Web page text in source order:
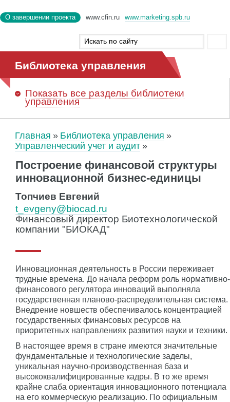
О завершении проекта www.cfin.ru www.marketing.spb.ru
Библиотека управления
Показать все разделы библиотеки
управления
Главная
Библиотека управления
Управленческий учет и аудит
Построение финансовой структуры
инновационной бизнес-единицы
Топчиев Евгений
t_evgeny@biocad.ru
Финансовый директор Биотехнологической
компании "БИОКАД"
Инновационная деятельность в России переживает
трудные времена. До начала реформ роль нормативно-
финансового регулятора инноваций выполняла
государственная планово-распределительная система.
Внедрение новшеств обеспечивалось концентрацией
государственных финансовых ресурсов на
приоритетных направлениях развития науки и техники.
В настоящее время в стране имеются значительные
фундаментальные и технологические заделы,
уникальная научно-производственная база и
высококвалифицированные кадры. В то же время
крайне слаба ориентация инновационного потенциала
на его коммерческую реализацию. По официальным